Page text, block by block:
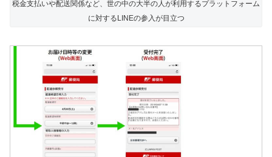
税金支払いや配送関係など、世の中の大半の人が利用するプラットフォーム
に対するLINEの参入が目立つ